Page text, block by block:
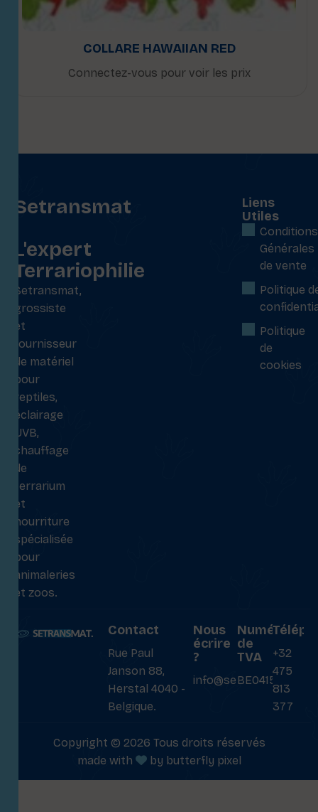
COLLARE HAWAIIAN RED
Connectez-vous pour voir les prix
Setransmat
L'expert
Terrariophilie
Setransmat,
grossiste
et
fournisseur
de matériel
pour
reptiles,
éclairage
UVB,
chauffage
de
terrarium
et
nourriture
spécialisée
pour
animaleries
et zoos.
Liens
Utiles
Conditions
Générales
de vente
Politique
Politique
de
cookies
Contact
Rue Paul
Janson 88,
Herstal 4040 -
Belgique.
Nous
écrire
?
info@setransmat.com
Numéro
de
TVA
BE0415027069
+32
475
813
377
Copyright © 2026 Tous droits réservés
made with
by butterfly pixel